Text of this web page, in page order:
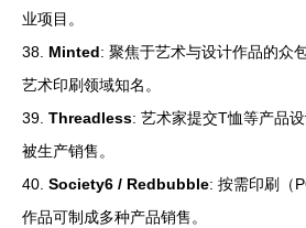
业项目。
38. Minted: 聚焦于艺术与设计作品的众
艺术印刷领域知名。
39. Threadless: 艺术家提交T恤等产品
被生产销售。
40. Society6 / Redbubble: 按需印刷（
作品可制成多种产品销售。